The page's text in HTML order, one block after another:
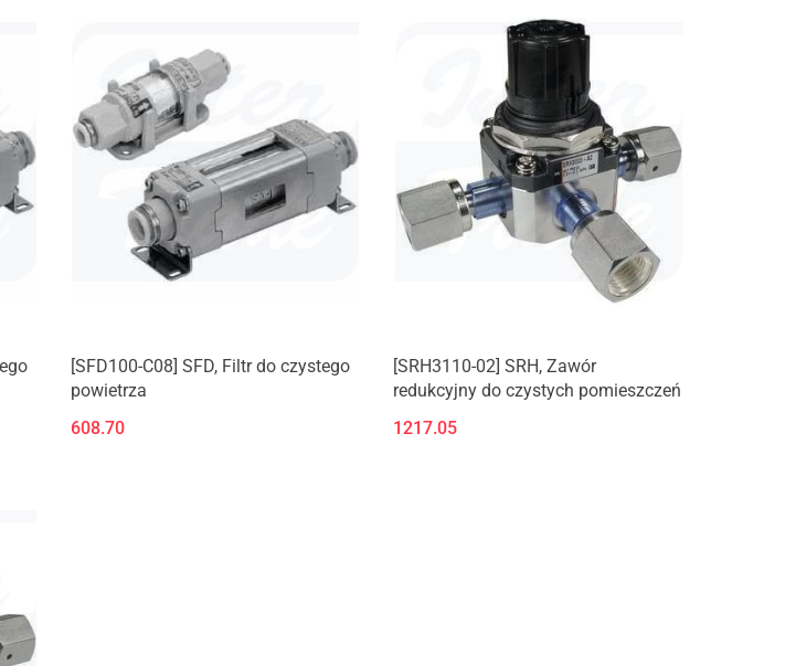
[SFD100-C08] SFD, Filtr do czystego
powietrza
608.70
[SRH3110-02] SRH, Zawór
redukcyjny do czystych pomieszczeń
1217.05